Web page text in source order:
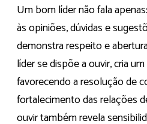
Um bom líder não fala
às opiniões, dúvidas e
demonstra respeito e
líder se dispõe a ouvir, cria
favorecendo a resolução de
fortalecimento das relações
ouvir também revela